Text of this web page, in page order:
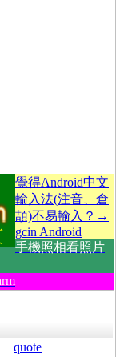
覺得Android中文
輸入法(注音、倉
頡)不易輸入？→
gcin Android
手機照相看照片
quote